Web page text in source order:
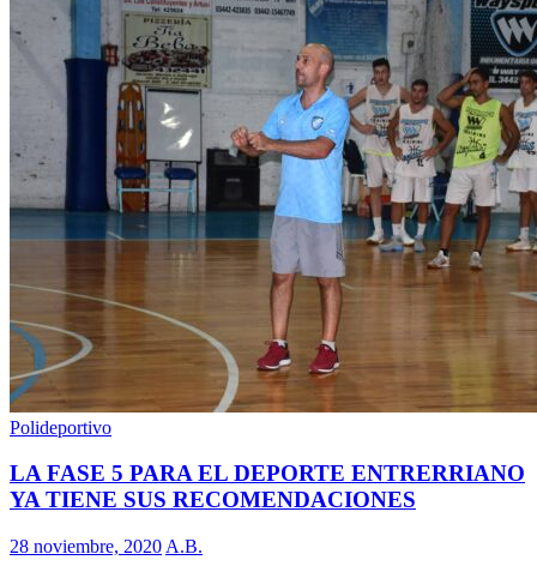
Polideportivo
LA FASE 5 PARA EL DEPORTE ENTRERRIANO
YA TIENE SUS RECOMENDACIONES
28 noviembre, 2020 A.B.